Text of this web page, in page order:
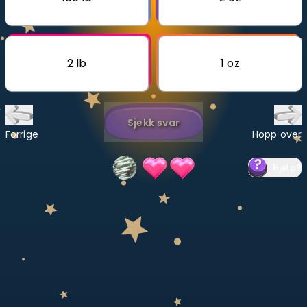
Bestill privatundervisning
Velg læreplan
Logg inn
2 lb 1 oz
Forrige
Sjekk svar
Hopp over
?